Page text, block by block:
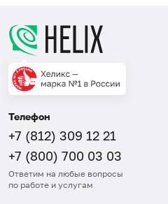
Телефон
+7 (812) 309 12 21
+7 (800) 700 03 03
Ответим на любые вопросы
по работе и услугам